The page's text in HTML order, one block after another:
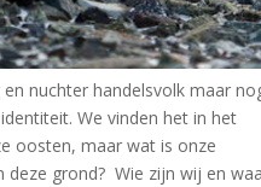
nuchter handelsvolk maar
We vinden het in het
oosten, maar wat is onze
deze grond? Wie zijn wij en